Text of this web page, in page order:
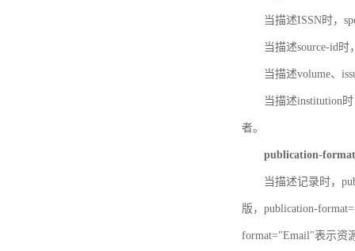
当描述ISSN时，
当描述source-id
当描述volume、
当描述institution
者。
publication-format
当描述记录时，
版，publication-
format="Email"表示资